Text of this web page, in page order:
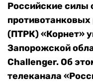
Российские силы
(ПТРК) «Корнет»
Запорожской
Challenger. Об
телеканала